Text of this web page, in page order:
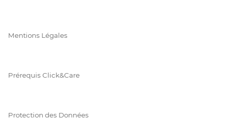
Mentions Légales
Prérequis Click&Care
Protection des Données